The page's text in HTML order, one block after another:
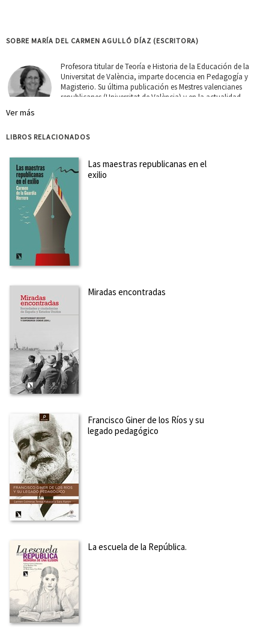
SOBRE MARÍA DEL CARMEN AGULLÓ DÍAZ (ESCRITORA)
Profesora titular de Teoría e Historia de la Educación de la
Universitat de València, imparte docencia en Pedagogía y
Magisterio. Su última publicación es Mestres valencianes
republicanes (Universitat de València) y en la actualidad
Licenciada en Filología Hispánica y doctora por la
Universidad de Jaén, sus principales líneas de investigación
son los estudios de género (especialmente la historia de las
maestras) y la didáctica de Lengua y Literatura.
Actualmente, colabora en varias revistas como correctora
y...
SOBRE CARMEN GARCÍA COLMENARES (ESCRITORA)
Profesora titular honorífica de Psicología Evolutiva y de la
Género de la Universidad de Valladolid. Sus principales líneas
más sobre el autor
SOBRE HERMINIO LAFOZ RABAZA (ESCRITOR)
la Fundación Bernardo Aladrén, de UGT-Aragón, y
responsable de sus publicaciones. Director de la revista XIX y
Veinte. Revista de Historia y pensamiento contemporáneo,
ha publicado la obra Magisterio y Socialismo. La FE...
más sobre el autor
SOBRE SARA RAMOS (ESCRITORA)
Profesora contratada doctora del Departamento de Teoría e
Madrid y parte del grupo de investigación Historia y presente
de la cultura escolar. Género e Identidades, del que ha sido
codirectora. Sus principales líneas de in...
autor
SOBRE OLEGARIO NEGRÍN FAJARDO (ESCRITOR)
Ver más
LIBROS RELACIONADOS
Las maestras republicanas en el
exilio
Miradas encontradas
Francisco Giner de los Ríos y su
legado pedagógico
La escuela de la República.